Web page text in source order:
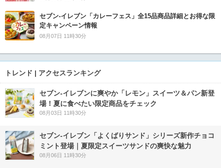
セブン‐イレブン「カレーフェス」全15品商品詳細とお得な限
定キャンペーン情報
08月07日 11時30分
トレンド | アクセスランキング
セブン‐イレブンに爽やか「レモン」スイーツ＆パン新登
場！夏に食べたい限定商品をチェック
08月03日 11時30分
セブン‐イレブン「よくばりサンド」シリーズ新作チョコ
ミント登場｜夏限定スイーツサンドの爽快な魅力
08月06日 11時30分